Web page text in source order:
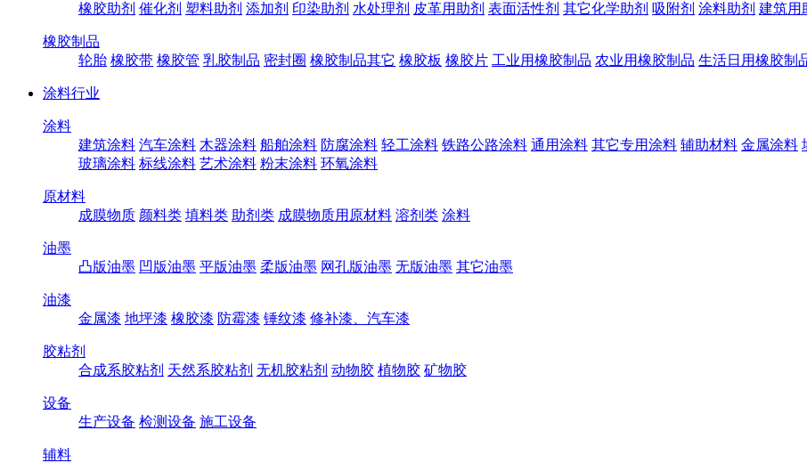
橡胶助剂 催化剂 塑料助剂 添加剂 印染助剂 水处理剂 皮革用助剂 表面活性剂 其它化学助剂 吸附剂 涂料助剂 建筑用
橡胶制品
轮胎 橡胶带 橡胶管 乳胶制品 密封圈 橡胶制品其它 橡胶板 橡胶片 工业用橡胶制品 农业用橡胶制品 生活日用橡胶制
涂料行业
涂料
建筑涂料 汽车涂料 木器涂料 船舶涂料 防腐涂料 轻工涂料 铁路公路涂料 通用涂料 其它专用涂料 辅助材料 金属涂料
玻璃涂料 标线涂料 艺术涂料 粉末涂料 环氧涂料
原材料
成膜物质 颜料类 填料类 助剂类 成膜物质用原材料 溶剂类 涂料
油墨
凸版油墨 凹版油墨 平版油墨 柔版油墨 网孔版油墨 无版油墨 其它油墨
油漆
金属漆 地坪漆 橡胶漆 防霉漆 锤纹漆 修补漆、汽车漆
胶粘剂
合成系胶粘剂 天然系胶粘剂 无机胶粘剂 动物胶 植物胶 矿物胶
设备
生产设备 检测设备 施工设备
辅料